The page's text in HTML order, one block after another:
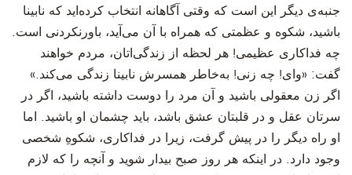
‫جنبه‌ی دیگر این است که وقتی آگاهانه انتخاب کرده‌اید که نابینا
باشید، شکوه و عظمتی که همراه با آن می‌آید، باورنکردنی است.
چه فداکاری عظیمی! هر لحظه از زندگی‌اتان، مردم خواهند
گفت: «وای! چه زنی! به‌خاطر همسرش نابینا زندگی می‌کند.»
اگر زن معقولی باشید و آن مرد را دوست داشته باشید، اگر در
سرتان عقل و در قلبتان عشق باشد، باید چشمان او باشید. اما
او راه دیگر را در پیش گرفت، زیرا در فداکاری، شکوهِ شخصی
وجود دارد. در اینکه هر روز صبح بیدار شوید و آنچه را که لازم